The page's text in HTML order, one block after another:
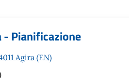
Pianificazione
Agira (EN)